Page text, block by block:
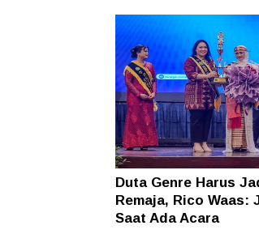
Duta Genre Harus
Remaja, Rico Waas:
Saat Ada Acara